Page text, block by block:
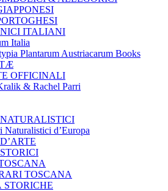
ITALIANI
Italia
Plantarum Austriacarum Books
OFFICINALI
& Rachel Parri
Naturalistici d’Europa
TOSCANA
STORICHE